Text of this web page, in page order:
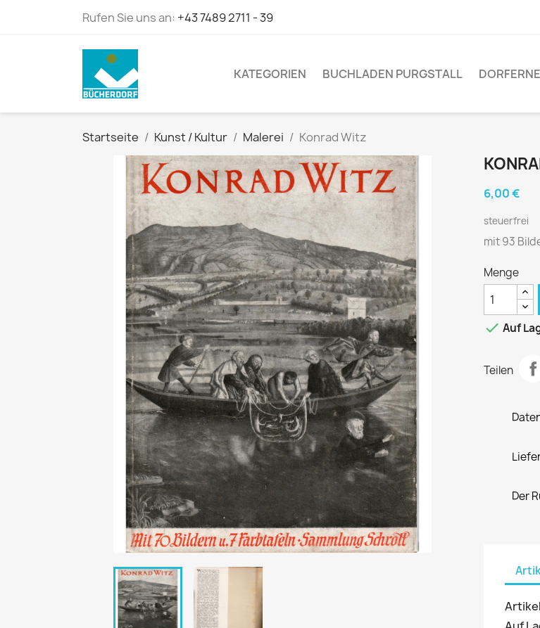
Rufen Sie uns an: +43 7489 2711 - 39
KATEGORIEN BUCHLADEN PURGSTALL
Startseite Kunst / Kultur Malerei Konrad Witz
6,00 €
steuerfrei
mit 93
Menge
 Auf
Teilen
Der